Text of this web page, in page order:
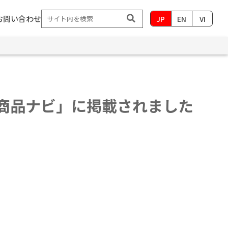
問い合わせ JP EN VI
品ナビ」に掲載されました